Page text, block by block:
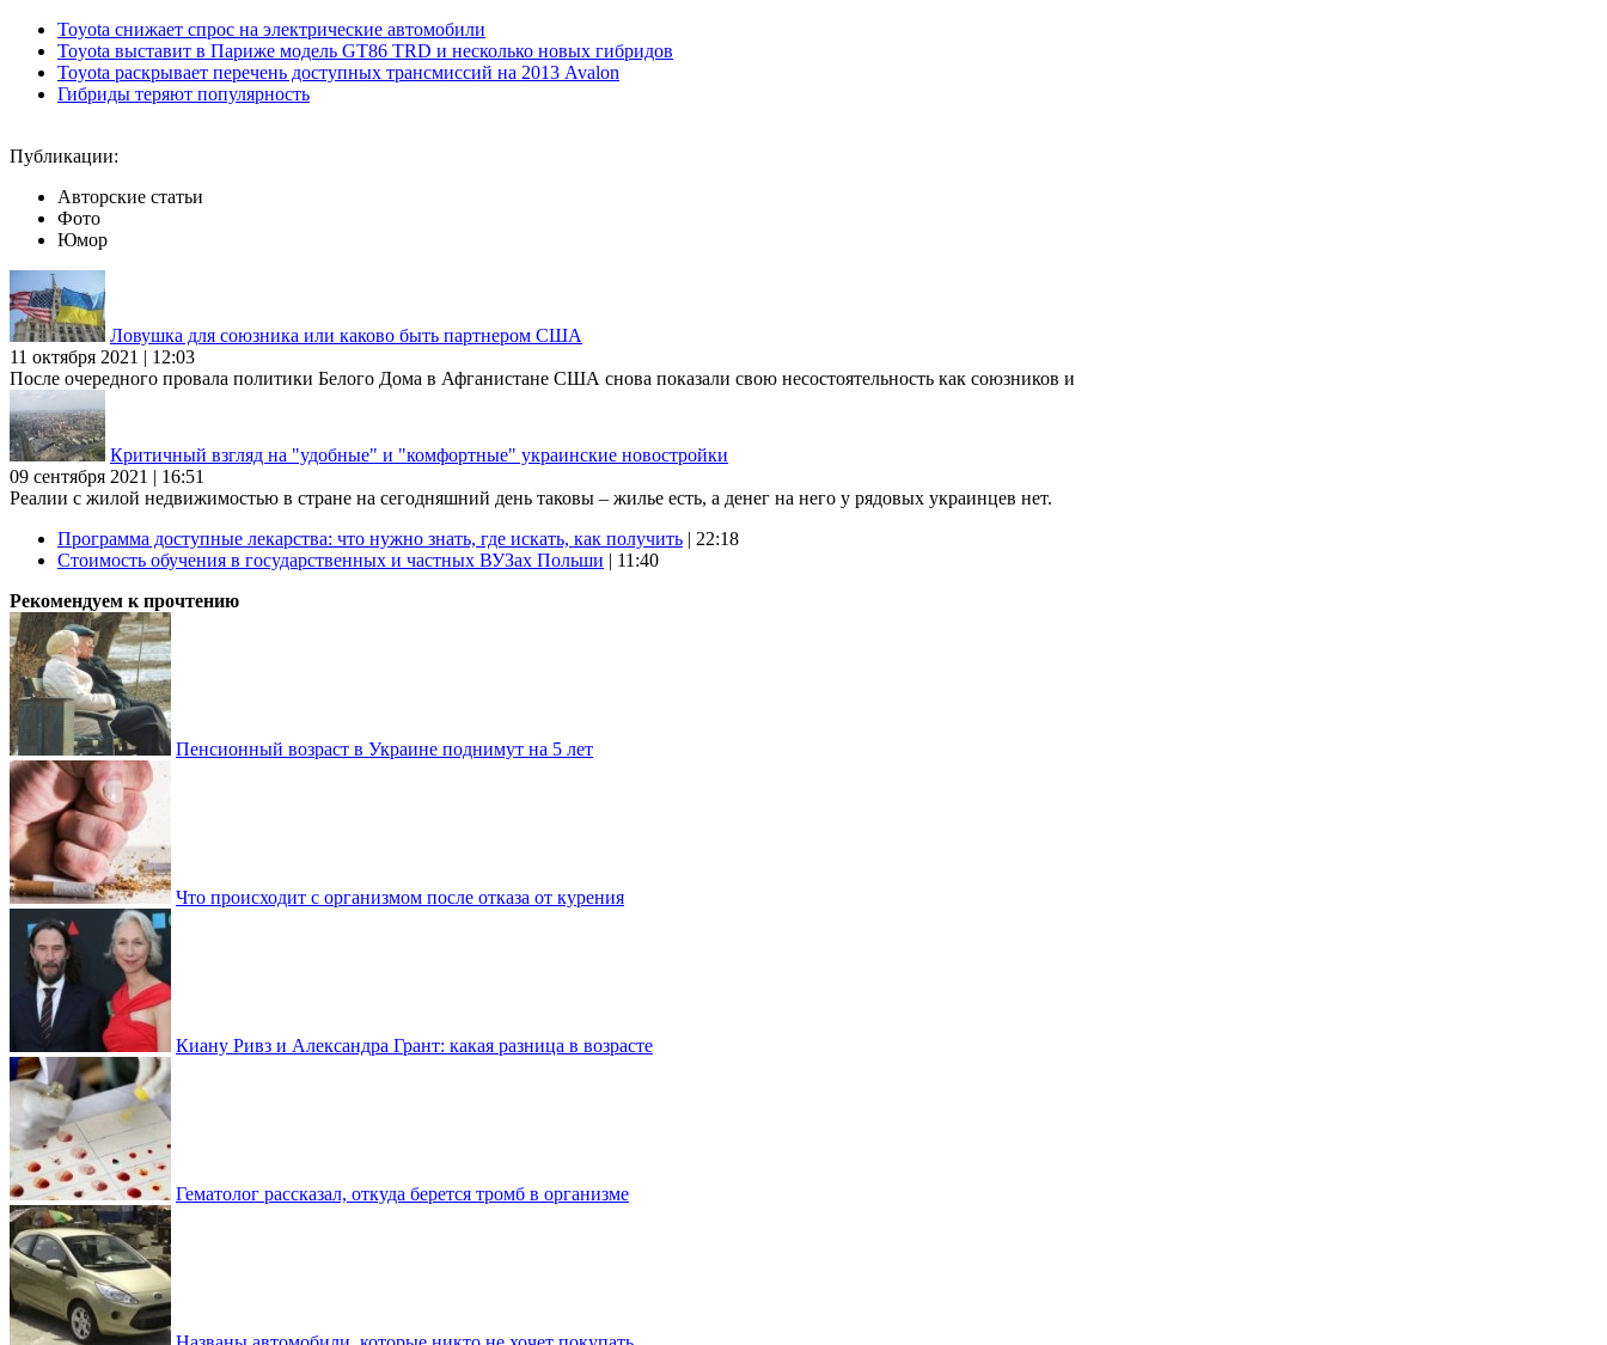
Toyota снижает спрос на электрические автомобили
Toyota выставит в Париже модель GT86 TRD и несколько новых гибридов
Toyota раскрывает перечень доступных трансмиссий на 2013 Avalon
Гибриды теряют популярность
Публикации:
Авторские статьи
Фото
Юмор
Ловушка для союзника или каково быть партнером США
11 октября 2021 | 12:03
После очередного провала политики Белого Дома в Афганистане США снова показали свою несостоятельность как союзников и
Критичный взгляд на "удобные" и "комфортные" украинские новостройки
09 сентября 2021 | 16:51
Реалии с жилой недвижимостью в стране на сегодняшний день таковы – жилье есть, а денег на него у рядовых украинцев нет.
Программа доступные лекарства: что нужно знать, где искать, как получить | 22:18
Стоимость обучения в государственных и частных ВУЗах Польши | 11:40
Рекомендуем к прочтению
Пенсионный возраст в Украине поднимут на 5 лет
Что происходит с организмом после отказа от курения
Киану Ривз и Александра Грант: какая разница в возрасте
Гематолог рассказал, откуда берется тромб в организме